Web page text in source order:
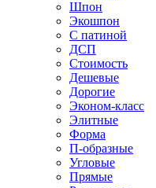
Шпон
Экошпон
С патиной
ДСП
Стоимость
Дешевые
Дорогие
Эконом-класс
Элитные
Форма
П-образные
Угловые
Прямые